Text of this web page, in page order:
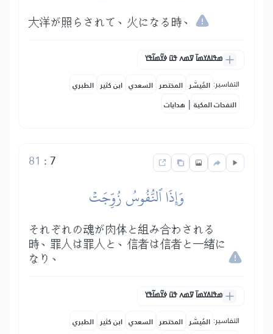
大洋が照らされて、火になる時、
ߘߟߊߡߌߘߊ߫ ߜߘߍ ߟߎ߫ ߦߌ߬ߘߊ߬ߟߌ
التفاسير: المُيسَّر المختصر السعدي ابن كثير الطبري
النفحات المكية | هدايات
7
:
81
وَإِذَا ٱلنُّفُوسُ زُوِّجَتۡ
それぞれの魂が肉体と組み合わされる
時、罪人は罪人と、信者は信者と一緒に
なり、
ߘߟߊߡߌߘߊ߫ ߜߘߍ ߟߎ߫ ߦߌ߬ߘߊ߬ߟߌ
التفاسير: المُيسَّر المختصر السعدي ابن كثير الطبري